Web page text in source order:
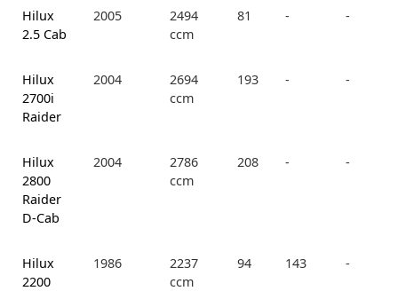
Hilux
2.5 Cab
2005
2494
ccm
81 - -
Hilux
2700i
Raider
2004
2694
ccm
193 - -
Hilux
2800
Raider
D-Cab
2004
2786
ccm
208 - -
Hilux
2200
1986
2237
ccm
94 143 -